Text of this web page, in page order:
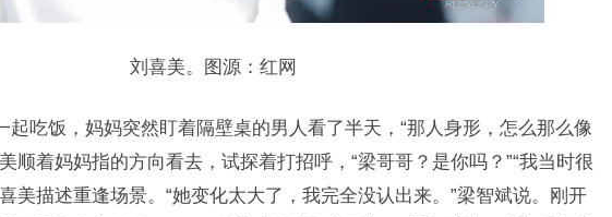
刘喜美。图源：红网
起吃饭，妈妈突然盯着隔壁桌的男人看了半天，“那人身形，怎么那么像
顺着妈妈指的方向看去，试探着打招呼，“梁哥哥？是你吗？”“我当时很
美描述重逢场景。“她变化太大了，我完全没认出来。”梁智斌说。刚开